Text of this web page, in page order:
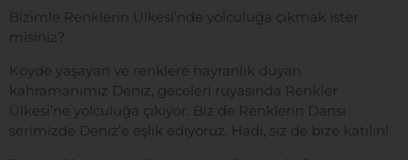
Bizimle Renklerin Ülkesi’nde yolculuğa çıkmak ister
misiniz?
Köyde yaşayan ve renklere hayranlık duyan
kahramanımız Deniz, geceleri rüyasında Renkler
Ülkesi’ne yolculuğa çıkıyor. Biz de Renklerin Dansı
serimizde Deniz’e eşlik ediyoruz. Hadi, siz de bize katılın!